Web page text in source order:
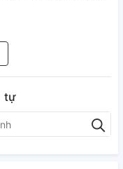
bị thêm quai xách
tự